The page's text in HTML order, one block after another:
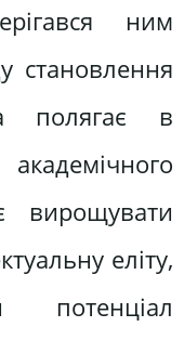
ним
становлення
полягає в
вирощувати
еліту,
потенціал